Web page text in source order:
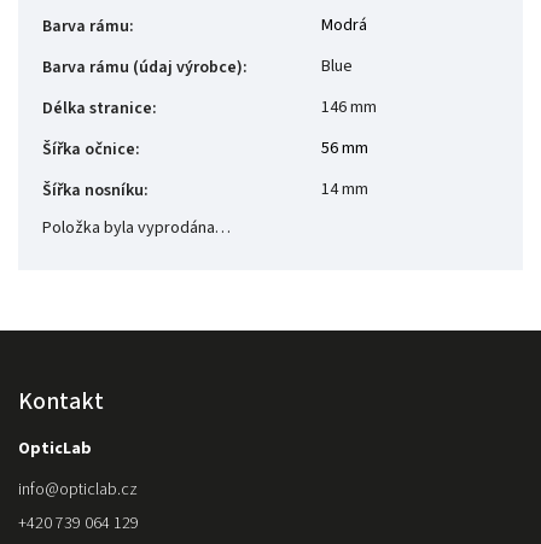
Barva rámu:
Modrá
Barva rámu (údaj výrobce):
Blue
Délka stranice:
146 mm
Šířka očnice:
56 mm
Šířka nosníku:
14 mm
Položka byla vyprodána…
Kontakt
OpticLab
info@opticlab.cz
+420 739 064 129